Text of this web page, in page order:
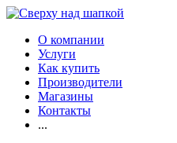
О компании
Услуги
Как купить
Производители
Магазины
Контакты
...